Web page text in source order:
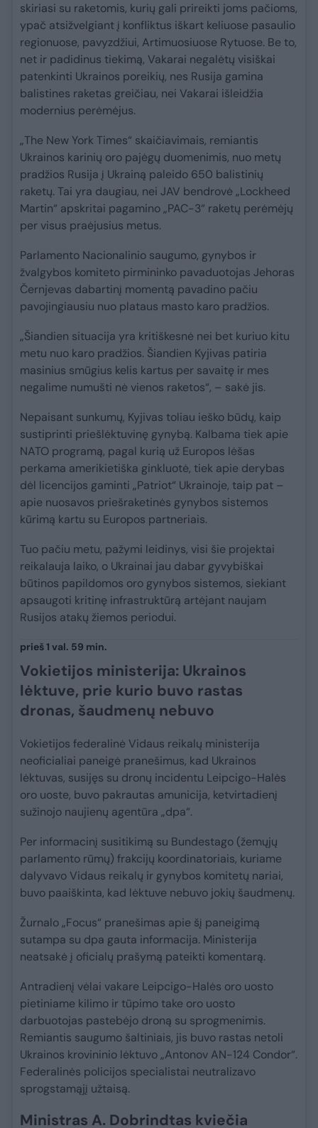
skiriasi su raketomis, kurių gali prireikti joms pačioms,
ypač atsižvelgiant į konfliktus iškart keliuose pasaulio
regionuose, pavyzdžiui, Artimuosiuose Rytuose. Be to,
net ir padidinus tiekimą, Vakarai negalėtų visiškai
patenkinti Ukrainos poreikių, nes Rusija gamina
balistines raketas greičiau, nei Vakarai išleidžia
modernius perėmėjus.
„The New York Times“ skaičiavimais, remiantis
Ukrainos karinių oro pajėgų duomenimis, nuo metų
pradžios Rusija į Ukrainą paleido 650 balistinių
raketų. Tai yra daugiau, nei JAV bendrovė „Lockheed
Martin“ apskritai pagamino „PAC-3“ raketų perėmėjų
per visus praėjusius metus.
Parlamento Nacionalinio saugumo, gynybos ir
žvalgybos komiteto pirmininko pavaduotojas Jehoras
Černjevas dabartinį momentą pavadino pačiu
pavojingiausiu nuo plataus masto karo pradžios.
„Šiandien situacija yra kritiškesnė nei bet kuriuo kitu
metu nuo karo pradžios. Šiandien Kyjivas patiria
masinius smūgius kelis kartus per savaitę ir mes
negalime numušti nė vienos raketos“, – sakė jis.
Nepaisant sunkumų, Kyjivas toliau ieško būdų, kaip
sustiprinti priešlėktuvinę gynybą. Kalbama tiek apie
NATO programą, pagal kurią už Europos lėšas
perkama amerikietiška ginkluotė, tiek apie derybas
dėl licencijos gaminti „Patriot“ Ukrainoje, taip pat –
apie nuosavos priešraketinės gynybos sistemos
kūrimą kartu su Europos partneriais.
Tuo pačiu metu, pažymi leidinys, visi šie projektai
reikalauja laiko, o Ukrainai jau dabar gyvybiškai
būtinos papildomos oro gynybos sistemos, siekiant
apsaugoti kritinę infrastruktūrą artėjant naujam
Rusijos atakų žiemos periodui.
prieš 1 val. 59 min.
Vokietijos ministerija: Ukrainos
lėktuve, prie kurio buvo rastas
dronas, šaudmenų nebuvo
Vokietijos federalinė Vidaus reikalų ministerija
neoficialiai paneigė pranešimus, kad Ukrainos
lėktuvas, susijęs su dronų incidentu Leipcigo-Halės
oro uoste, buvo pakrautas amunicija, ketvirtadienį
sužinojo naujienų agentūra „dpa“.
Per informacinį susitikimą su Bundestago (žemųjų
parlamento rūmų) frakcijų koordinatoriais, kuriame
dalyvavo Vidaus reikalų ir gynybos komitetų nariai,
buvo paaiškinta, kad lėktuve nebuvo jokių šaudmenų.
Žurnalo „Focus“ pranešimas apie šį paneigimą
sutampa su dpa gauta informacija. Ministerija
neatsakė į oficialų prašymą pateikti komentarą.
Antradienį vėlai vakare Leipcigo-Halės oro uosto
pietiniame kilimo ir tūpimo take oro uosto
darbuotojas pastebėjo droną su sprogmenimis.
Remiantis saugumo šaltiniais, jis buvo rastas netoli
Ukrainos krovininio lėktuvo „Antonov AN-124 Condor“.
Federalinės policijos specialistai neutralizavo
sprogstamąjį užtaisą.
Ministras A. Dobrindtas kviečia